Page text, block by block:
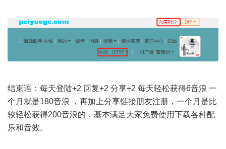
结束语：每天登陆+2 回复+2 分享+2 每天轻松获得6音浪 一
个月就是180音浪 ，再加上分享链接朋友注册，一个月是比
较轻松获得200音浪的，基本满足大家免费使用下载各种配
乐和音效。